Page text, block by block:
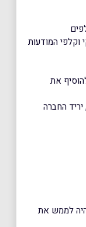
100 ₪ ניתן להוסיף את
החברה
לממש את